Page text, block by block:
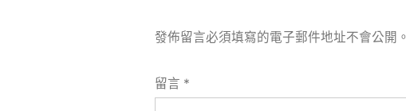
發佈留言必須填寫的電子郵件地址不會公開。
留言 *